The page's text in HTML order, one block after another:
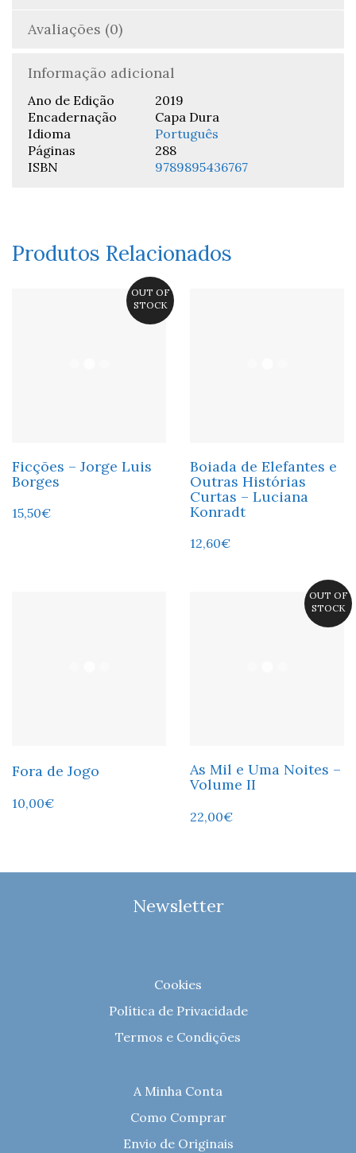
Avaliações (0)
Informação adicional
Ano de Edição
2019
Encadernação
Capa Dura
Idioma
Português
Páginas
288
ISBN
9789895436767
Produtos Relacionados
OUT OF
STOCK
Ficções – Jorge Luis
Borges
15,50€
Boiada de Elefantes e
Outras Histórias
Curtas – Luciana
Konradt
12,60€
Fora de Jogo
10,00€
OUT OF
STOCK
As Mil e Uma Noites –
Volume II
22,00€
Newsletter
Cookies
Política de Privacidade
Termos e Condições
A Minha Conta
Como Comprar
Envio de Originais